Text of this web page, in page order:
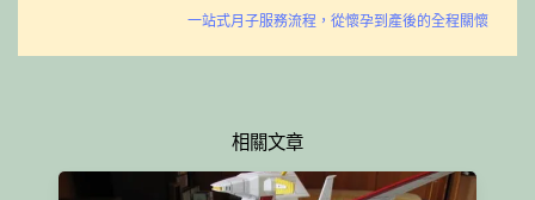
一站式月子服務流程，從懷孕到產後的全程關懷
相關文章